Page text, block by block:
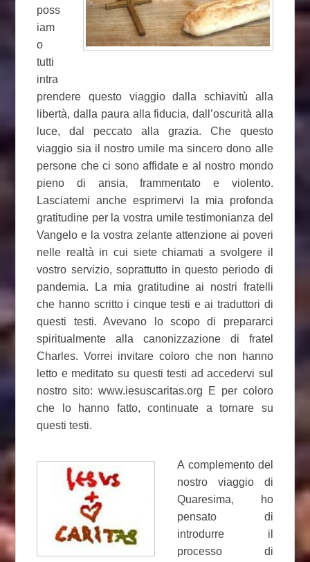
poss
iam
o
tutti
intra
prendere questo viaggio dalla schiavitù alla
libertà, dalla paura alla fiducia, dall’oscurità alla
luce, dal peccato alla grazia. Che questo
viaggio sia il nostro umile ma sincero dono alle
persone che ci sono affidate e al nostro mondo
pieno di ansia, frammentato e violento.
Lasciatemi anche esprimervi la mia profonda
gratitudine per la vostra umile testimonianza del
Vangelo e la vostra zelante attenzione ai poveri
nelle realtà in cui siete chiamati a svolgere il
vostro servizio, soprattutto in questo periodo di
pandemia. La mia gratitudine ai nostri fratelli
che hanno scritto i cinque testi e ai traduttori di
questi testi. Avevano lo scopo di prepararci
spiritualmente alla canonizzazione di fratel
Charles. Vorrei invitare coloro che non hanno
letto e meditato su questi testi ad accedervi sul
nostro sito: www.iesuscaritas.org E per coloro
che lo hanno fatto, continuate a tornare su
questi testi.
A complemento del
nostro viaggio di
Quaresima, ho
pensato di
introdurre il
processo di